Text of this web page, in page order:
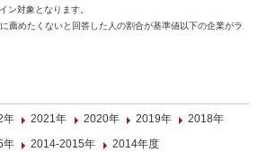
ン対象となります。
薦めたくないと回答した人の割合が基準値以下の企業がラ
年 2021年 2020年 2019年
2018年
年 2014-2015年 2014年度